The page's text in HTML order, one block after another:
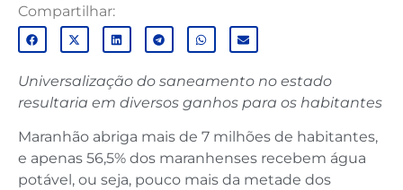
Compartilhar:
Universalização do saneamento no estado
resultaria em diversos ganhos para os habitantes
Maranhão abriga mais de 7 milhões de habitantes,
e apenas 56,5% dos maranhenses recebem água
potável, ou seja, pouco mais da metade dos